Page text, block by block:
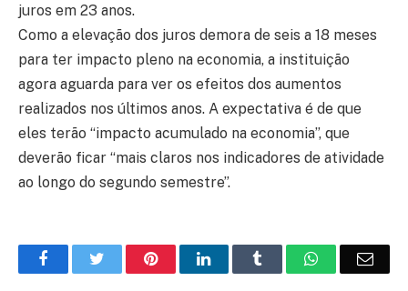
juros em 23 anos.
Como a elevação dos juros demora de seis a 18 meses
para ter impacto pleno na economia, a instituição
agora aguarda para ver os efeitos dos aumentos
realizados nos últimos anos. A expectativa é de que
eles terão “impacto acumulado na economia”, que
deverão ficar “mais claros nos indicadores de atividade
ao longo do segundo semestre”.
FacebookTwitter PinterestLinkedIn Tumblr WhatsApp